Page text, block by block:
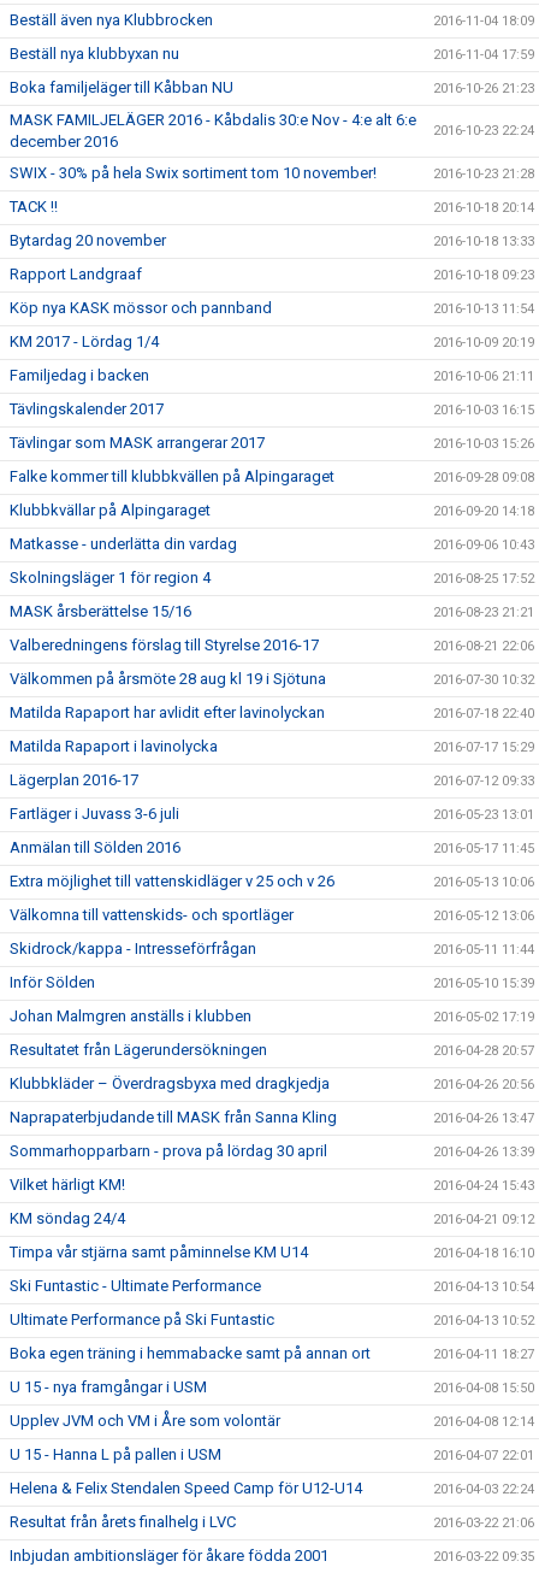
Beställ även nya Klubbrocken 2016-11-04 18:09
Beställ nya klubbyxan nu 2016-11-04 17:59
Boka familjeläger till Kåbban NU 2016-10-26 21:23
MASK FAMILJELÄGER 2016 - Kåbdalis 30:e Nov - 4:e alt 6:e
december 2016
2016-10-23 22:24
SWIX - 30% på hela Swix sortiment tom 10 november! 2016-10-23 21:28
TACK !! 2016-10-18 20:14
Bytardag 20 november 2016-10-18 13:33
Rapport Landgraaf 2016-10-18 09:23
Köp nya KASK mössor och pannband 2016-10-13 11:54
KM 2017 - Lördag 1/4 2016-10-09 20:19
Familjedag i backen 2016-10-06 21:11
Tävlingskalender 2017 2016-10-03 16:15
Tävlingar som MASK arrangerar 2017 2016-10-03 15:26
Falke kommer till klubbkvällen på Alpingaraget 2016-09-28 09:08
Klubbkvällar på Alpingaraget 2016-09-20 14:18
Matkasse - underlätta din vardag 2016-09-06 10:43
Skolningsläger 1 för region 4 2016-08-25 17:52
MASK årsberättelse 15/16 2016-08-23 21:21
Valberedningens förslag till Styrelse 2016-17 2016-08-21 22:06
Välkommen på årsmöte 28 aug kl 19 i Sjötuna 2016-07-30 10:32
Matilda Rapaport har avlidit efter lavinolyckan 2016-07-18 22:40
Matilda Rapaport i lavinolycka 2016-07-17 15:29
Lägerplan 2016-17 2016-07-12 09:33
Fartläger i Juvass 3-6 juli 2016-05-23 13:01
Anmälan till Sölden 2016 2016-05-17 11:45
Extra möjlighet till vattenskidläger v 25 och v 26 2016-05-13 10:06
Välkomna till vattenskids- och sportläger 2016-05-12 13:06
Skidrock/kappa - Intresseförfrågan 2016-05-11 11:44
Inför Sölden 2016-05-10 15:39
Johan Malmgren anställs i klubben 2016-05-02 17:19
Resultatet från Lägerundersökningen 2016-04-28 20:57
Klubbkläder – Överdragsbyxa med dragkjedja 2016-04-26 20:56
Naprapaterbjudande till MASK från Sanna Kling 2016-04-26 13:47
Sommarhopparbarn - prova på lördag 30 april 2016-04-26 13:39
Vilket härligt KM! 2016-04-24 15:43
KM söndag 24/4 2016-04-21 09:12
Timpa vår stjärna samt påminnelse KM U14 2016-04-18 16:10
Ski Funtastic - Ultimate Performance 2016-04-13 10:54
Ultimate Performance på Ski Funtastic 2016-04-13 10:52
Boka egen träning i hemmabacke samt på annan ort 2016-04-11 18:27
U 15 - nya framgångar i USM 2016-04-08 15:50
Upplev JVM och VM i Åre som volontär 2016-04-08 12:14
U 15 - Hanna L på pallen i USM 2016-04-07 22:01
Helena & Felix Stendalen Speed Camp för U12-U14 2016-04-03 22:24
Resultat från årets finalhelg i LVC 2016-03-22 21:06
Inbjudan ambitionsläger för åkare födda 2001 2016-03-22 09:35